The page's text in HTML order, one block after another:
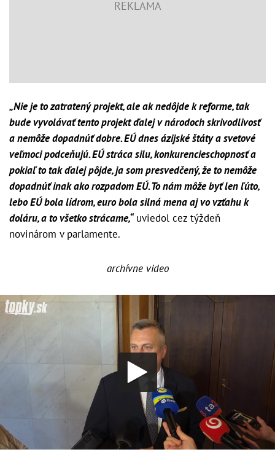
„Nie je to zatratený projekt, ale ak nedôjde k reforme, tak
bude vyvolávať tento projekt ďalej v národoch skrivodlivosť
a nemôže dopadnúť dobre. EÚ dnes ázijské štáty a svetové
veľmoci podceňujú. EÚ stráca silu, konkurencieschopnosť a
pokiaľ to tak ďalej pôjde, ja som presvedčený, že to nemôže
dopadnúť inak ako rozpadom EÚ. To nám môže byť len ľúto,
lebo EÚ bola lídrom, euro bola silná mena aj vo vzťahu k
doláru, a to všetko strácame,“uviedol cez týždeň
novinárom v parlamente.
archívne video